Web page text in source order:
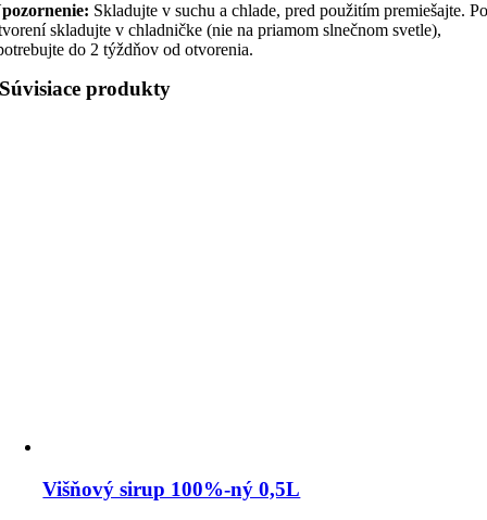
Skladujte v suchu a chlade, pred použitím premiešajte.
skladujte v chladničke (nie na priamom slnečnom svetle),
do 2 týždňov od otvorenia.
Súvisiace produkty
Višňový sirup 100%-ný 0,5L